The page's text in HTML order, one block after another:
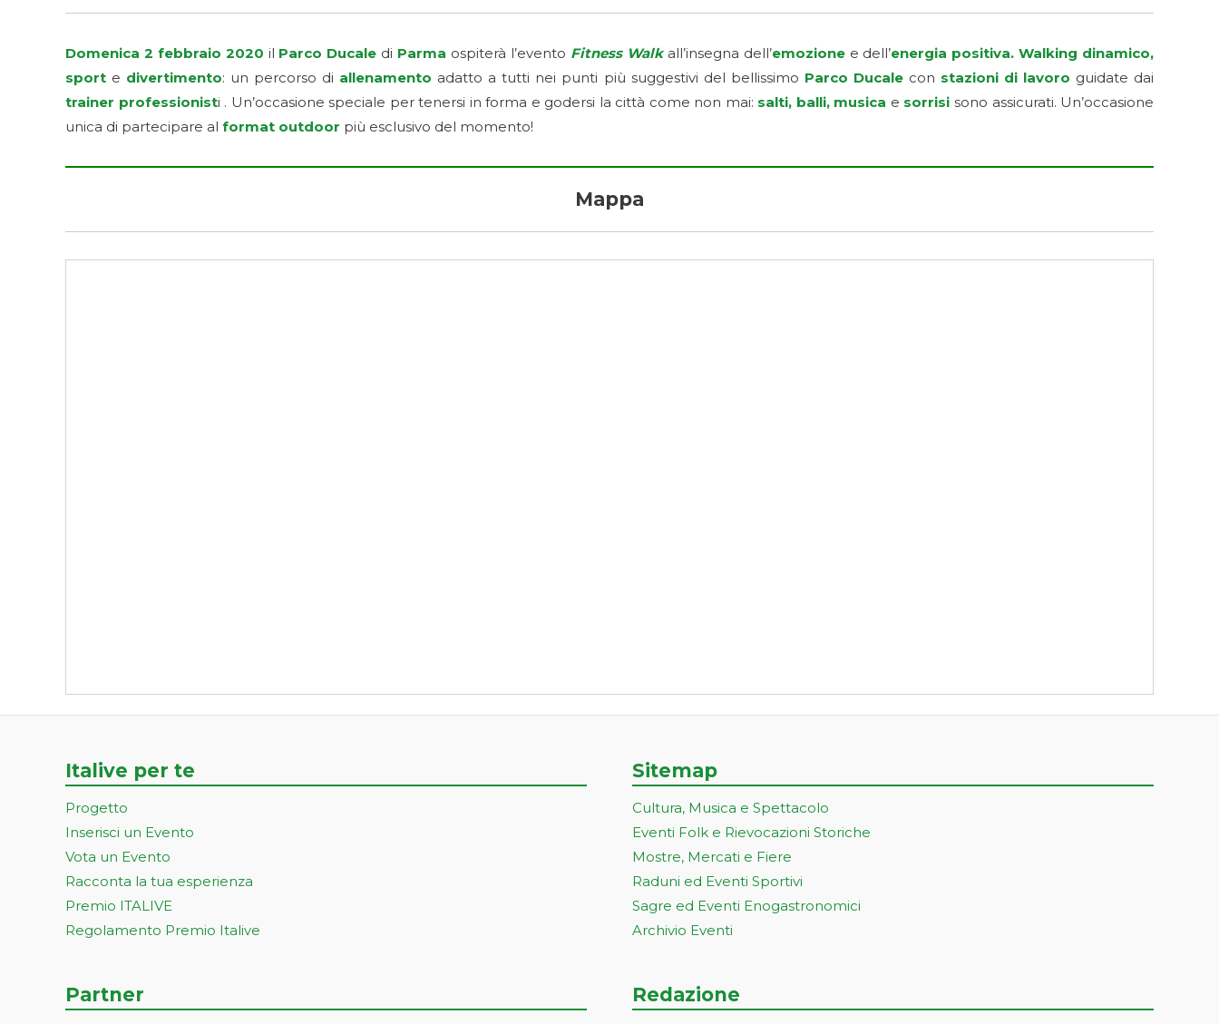
Domenica 2 febbraio 2020 il Parco Ducale di Parma ospiterà l’evento Fitness Walk all’insegna dell’emozionee dell’energia positiva. Walking dinamico,
sport e divertimento: un percorso di allenamento adatto a tutti nei punti più suggestivi del bellissimo Parco Ducalecon stazioni di lavoro guidate dai
trainer professionisti . Un’occasione speciale per tenersi in forma e godersi la città come non mai: salti, balli, musica e sorrisi sono assicurati. Un’occasione
unica di partecipare al format outdoor più esclusivo del momento!
Mappa
Italive per te
Progetto
Inserisci un Evento
Vota un Evento
Racconta la tua esperienza
Premio ITALIVE
Regolamento Premio Italive
Partner
Sitemap
Cultura, Musica e Spettacolo
Eventi Folk e Rievocazioni Storiche
Mostre, Mercati e Fiere
Raduni ed Eventi Sportivi
Sagre ed Eventi Enogastronomici
Archivio Eventi
Redazione